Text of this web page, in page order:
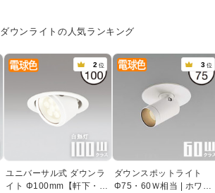
ダウンライトの人気ランキング
2 位
ユニバーサル式 ダウンラ
イト Φ100mm【軒下・室
3 位
ダウンスポットライト
Φ75・60Ｗ相当 | ホワイ